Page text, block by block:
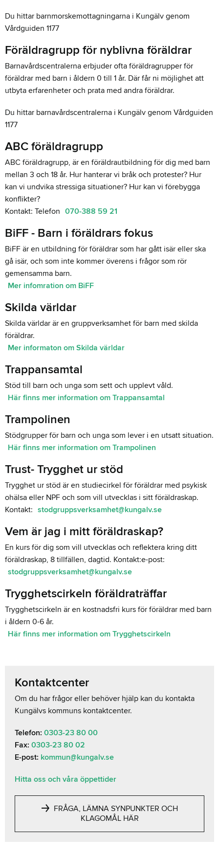
Du hittar barnmorskemottagningarna i Kungälv genom
Vårdguiden 1177
Föräldragrupp för nyblivna föräldrar
Barnavårdscentralerna erbjuder ofta föräldragrupper för
föräldrar med barn i åldern 0 till 1 år. Där får ni möjlighet att
utbyta erfarenheter och prata med andra föräldrar.
Du hittar barnavårdscentralerna i Kungälv genom Vårdguiden
1177
ABC föräldragrupp
ABC föräldragrupp, är en föräldrautbildning för dig med barn
mellan 3 och 18 år. Hur hanterar vi bråk och protester? Hur
kan vi undvika stressiga situationer? Hur kan vi förebygga
konflikter?
Kontakt: Telefon 070-388 59 21
BiFF - Barn i föräldrars fokus
BiFF är en utbildning för föräldrar som har gått isär eller ska
gå isär, och som inte kommer överens i frågor som rör
gemensamma barn.
Mer infomration om BiFF
Skilda världar
Skilda världar är en gruppverksamhet för barn med skilda
föräldrar.
Mer informaton om Skilda världar
Trappansamtal
Stöd till barn och unga som sett och upplevt våld.
Här finns mer information om Trappansamtal
Trampolinen
Stödgrupper för barn och unga som lever i en utsatt situation.
Här finns mer information om Trampolinen
Trust- Trygghet ur stöd
Trygghet ur stöd är en studiecirkel för föräldrar med psykisk
ohälsa eller NPF och som vill utvecklas i sitt föräldraskap.
Kontakt: stodgruppsverksamhet@kungalv.se
Vem är jag i mitt föräldraskap?
En kurs för dig som vill utvecklas och reflektera kring ditt
föräldraskap, 8 tillfällen, dagtid. Kontakt:e-post:
stodgruppsverksamhet@kungalv.se
Trygghetscirkeln föräldraträffar
Trygghetscirkeln är en kostnadsfri kurs för föräldrar med barn
i åldern 0-6 år.
Här finns mer information om Trygghetscirkeln
Kontaktcenter
Om du har frågor eller behöver hjälp kan du kontakta
Kungälvs kommuns kontaktcenter.
Telefon: 0303-23 80 00
Fax: 0303-23 80 02
E-post: kommun@kungalv.se
Hitta oss och våra öppettider
FRÅGA, LÄMNA SYNPUNKTER OCH
KLAGOMÅL HÄR